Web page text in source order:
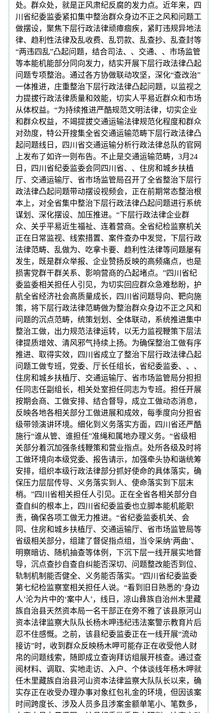
处。群众处，就是正风肃纪反腐的发力点。近年来，四
川省纪委监委紧扣集中整治群众身边不正之风和问题工
做摆设，聚焦下层行政法律顽瘴痼疾，紧盯违规异地法
律、趋利性法律及乱收费、乱罚款、乱查抄、乱查封等
“两违四乱”凸起问题，结合司法、、交通、、市场监管
等本能机能部分同向发力，结实开展下层行政法律凸起
问题专项整治。通过各方协做联动攻坚，深化“查改治”
一体推进，庄重整治下层行政法律凸起问题，以监视之
力提拔行政法律质量和效能，切实人平易近群众和市场
从体权益。“为持续推进严酷规范文明法律，切实企业
和群众权益，不竭提拔交通运输法律规范化程度和群众
对劲度，特公开搜集全省交通运输范畴下层行政法律凸
起问题线日，四川省交通运输分析行政法律总队的官网
上发布了如许一则布告。不止是交通运输范畴，3月24
日，四川省纪委监委会同四川省、、住房和城乡扶植
厅、交通运输厅、省市场监管局召开了全省整治下层行
政法律凸起问题带动摆设视频会，正在前期常态整治根
本上，对全省集中整治下层行政法律凸起问题进行系统
谋划、深化摆设、加压推进。“下层行政法律企业群
众、关乎平易近生福祉、连着营商。全省纪检监察机关
正在日常监视、线索措置、案件查办中发觉，下层行政
法律范畴、乱做为、吃拿卡要、趋利性法律等问题屡有
发生，既是群众举报、企业赞扬反映的高频痛点，也是
损害党群干群关系、影响营商的凸起堵点。”四川省纪
委监委相关担任人引见，为切实回应群众急难愁盼，护
航全省经济社会高质量成长，四川省问题导向、靶向施
策，将下层行政法律范畴做为整治群众身边不正之风和
问题的沉点范畴，统策划划、全体联动，系统推进集中
整治工做，出力规范法律运转，以无力监视鞭策下层法
律提质增效、清风邪气持续上扬。为确保整治工做有序
推进、取得实效，四川省成立了整治下层行政法律凸起
问题工做专班，党委、厅长任组长，省纪委监委、、、
住房和城乡扶植厅、交通运输厅、省市场监管局分担担
任同志任副组长，相关处室担任同志为专班。担任开展
按期会商、工做安排、结合督导，成立工做动态消息，
反映各地各相关部分工做进展和成效，每季度向分担省
级带领演讲环境。细化到义务落实方面，四川省还严酷
施行“谁从管、谁担任”准绳和属地办理义务。“省级相
关部分着沉加强条线鞭策和营业指点。处所各级及时将
工做环境向本级党委、报告请示，加强牵头协和谐统筹
安排，组织本级行政法律部分抓好使命的具体落实，确
保压力层层传导、义务落实到人、使命落实到下层末
梢。”四川省相关担任人引见。正在全省各相关部分自
查自纠的根本上，四川省纪委监委也立脚本能机能职
责，确保各项工做无力推进。“省纪委监委机关、会
同、住房和城乡扶植厅、交通运输厅、省市场监管局等
省级相关部分，组建了督促指点组，当令采纳‘两曲’、
明察暗访、随机抽查等体例，下沉下层一线开展实地督
导，沉点查抄自查自纠能否深切、问题整改能否到位、
轨制机制能否健全、义务能否落实。”四川省纪委监委
第七纪检监察室相关担任人说。“看到旧日熟悉的‘身边
人’沦为片中的‘案中人’，线日，凉山彝族自治州木里藏
族自治县天然资本局一名干部正在旁不雅了该县原河山
资本法律监察大队队长杨木呷违纪违法案警示教育片后
忍不住感慨。之前，该县纪委监委正在一线开展“流动
接访”时，收到群众反映杨木呷可能存正在收受他人财
帛的问题线索，随即成立查询拜访组展开核查。通过查
阅材料、调取、实地走访、入户、个体谈线年杨木呷就
任木里藏族自治县河山资本法律监察大队队长以来，确
实存正在收受办理办事对象红包礼金的环境，但因该案
时间跨度长、涉及人员多且涉案金额单笔小、笔数多，